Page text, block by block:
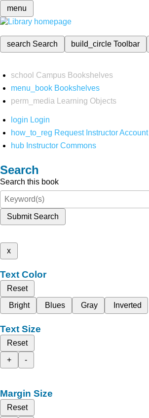
menu
search Search build_circleToolbar
school Campus Bookshelves
menu_book Bookshelves
perm_media
Learning Objects
login Login
how_to_reg Request Instructor Account
hub Instructor Commons
Search
Search this book
Submit Search
x
Text Color
Reset
Bright
Blues Gray Inverted
Text Size
Reset
+
-
Margin Size
Reset